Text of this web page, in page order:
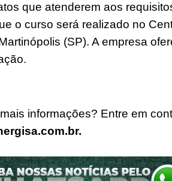
que atenderem aos
o curso será realizado no
(SP). A empresa
informações? Entre em